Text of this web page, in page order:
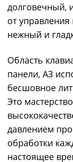
долговечный,
от
нежный и
Область
панели, A3
бесшовное
Это
давлением
обработки
настоящее